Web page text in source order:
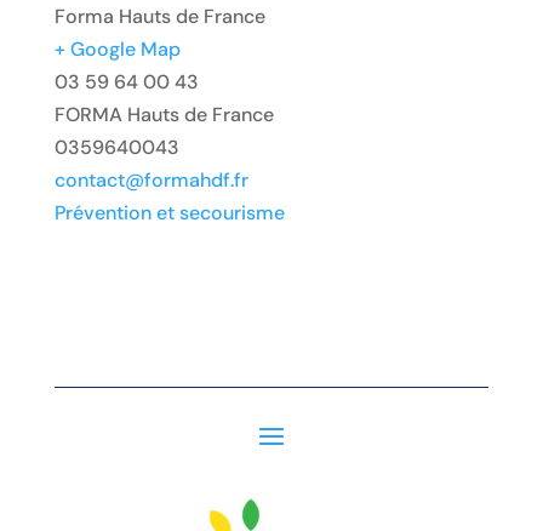
Forma Hauts de France
+ Google Map
03 59 64 00 43
FORMA Hauts de France
0359640043
contact@formahdf.fr
Prévention et secourisme